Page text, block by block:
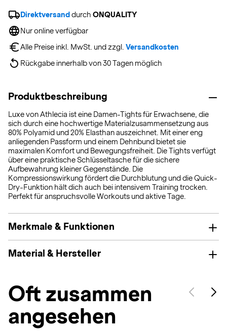
Direktversand durch ONQUALITY
Nur online verfügbar
Alle Preise inkl. MwSt. und zzgl. Versandkosten
Rückgabe innerhalb von 30 Tagen möglich
Produktbeschreibung
Luxe von Athlecia ist eine Damen-Tights für Erwachsene, die
sich durch eine hochwertige Materialzusammensetzung aus
80% Polyamid und 20% Elasthan auszeichnet. Mit einer eng
anliegenden Passform und einem Dehnbund bietet sie
maximalen Komfort und Bewegungsfreiheit. Die Tights verfügt
über eine praktische Schlüsseltasche für die sichere
Aufbewahrung kleiner Gegenstände. Die
Kompressionswirkung fördert die Durchblutung und die Quick-
Dry-Funktion hält dich auch bei intensivem Training trocken.
Perfekt für anspruchsvolle Workouts und aktive Tage.
Merkmale & Funktionen
Material & Hersteller
Oft zusammen
angesehen